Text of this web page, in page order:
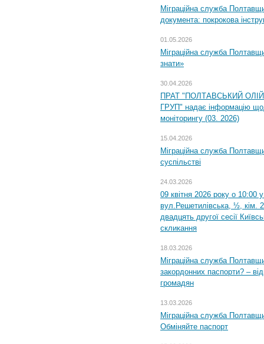
Міграційна служба
документа: покрокова
01.05.2026
Міграційна служба
знати»
30.04.2026
ПРАТ "ПОЛТАВСЬКИЙ
ГРУП" надає інформацію
моніторингу (03. 2026)
15.04.2026
Міграційна служба
суспільстві
24.03.2026
09 квітня 2026 року о 10:00
вул.Решетилівська, ½, кім.
двадцять другої сесії
скликання
18.03.2026
Міграційна служба
закордонних паспорти? –
громадян
13.03.2026
Міграційна служба
Обміняйте паспорт